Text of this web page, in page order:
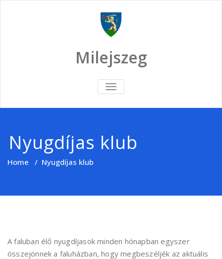
Milejszeg
TOGGLE
NAVIGATION
Nyugdíjas klub
Home / Nyugdíjas klub
A faluban élő nyugdíjasok minden hónapban egyszer
összejönnek a faluházban, hogy megbeszéljék az aktuális